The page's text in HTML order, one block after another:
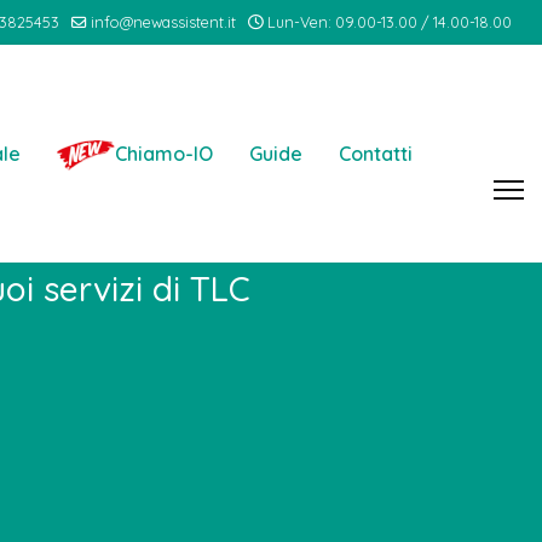
info@newassistent.it Lun-Ven: 09.00-13.00 / 14.00-18.00
Chiamo-IO Guide Contatti
servizi di TLC